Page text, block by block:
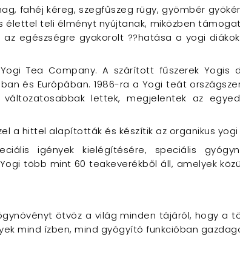
fahéj kéreg, szegfűszeg rügy, gyömbér
élettel teli élményt nyújtanak, miközben
egészségre gyakorolt ??hatása a yogi
Tea Company. A szárított fűszerek Yogis
és Európában. 1986-ra a Yogi teát
lettek, megjelentek az
a hittel alapították és készítik az organikus
igények kielégítésére, speciális
több mint 60 teakeverékből áll, amelyek
ötvöz a világ minden tájáról, hogy a
mind ízben, mind gyógyító funkcióban